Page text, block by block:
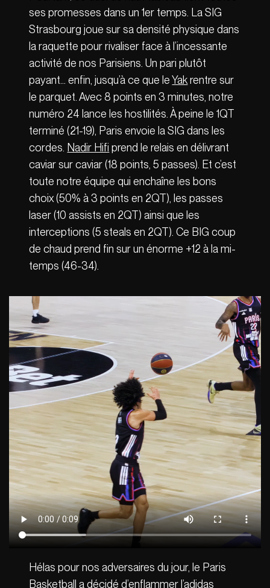
ses promesses dans un 1er temps. La SIG
Strasbourg joue sur sa densité physique dans
la raquette pour rivaliser face à l’incessante
activité de nos Parisiens. Un pari plutôt
payant… enfin, jusqu’à ce que leYakrentre sur
le parquet. Avec 8 points en 3 minutes, notre
numéro 24 lance les hostilités. À peine le 1QT
terminé (21-19), Paris envoie la SIG dans les
cordes. Nadir Hifi prend le relais en délivrant
caviar sur caviar (18 points, 5 passes). Et c’est
toute notre équipe qui enchaîne les bons
choix (50% à 3 points en 2QT), les passes
laser (10 assists en 2QT) ainsi que les
interceptions (5 steals en 2QT). Ce BIG coup
de chaud prend fin sur un énorme +12 à la mi-
temps (46-34).
Hélas pour nos adversaires du jour, le Paris
Basketball a décidé d’enflammer l’adidas